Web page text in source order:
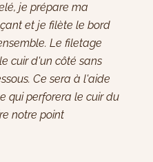
je prépare ma
et je filète le bord
Le filetage
cuir d'un côté sans
Ce sera à l'aide
qui perforera le cuir du
notre point